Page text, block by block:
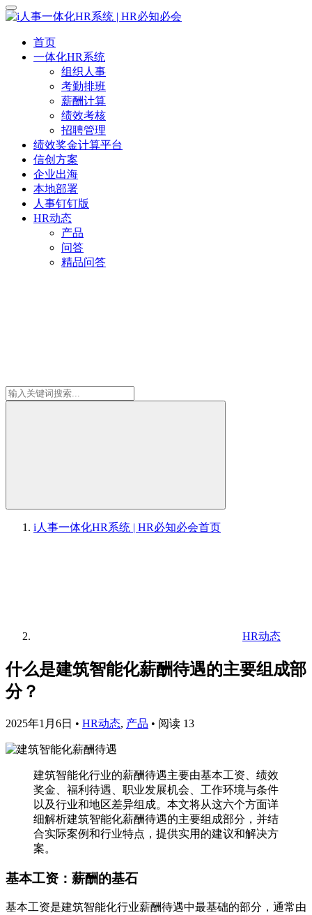
首页
一体化HR系统
组织人事
考勤排班
薪酬计算
绩效考核
招聘管理
绩效奖金计算平台
信创方案
企业出海
本地部署
人事钉钉版
HR动态
产品
问答
精品问答
i人事一体化HR系统 | HR必知必会首页
HR动态
什么是建筑智能化薪酬待遇的主要组成部
分？
2025年1月6日 • HR动态, 产品 • 阅读 13
建筑智能化行业的薪酬待遇主要由基本工资、绩效
奖金、福利待遇、职业发展机会、工作环境与条件
以及行业和地区差异组成。本文将从这六个方面详
细解析建筑智能化薪酬待遇的主要组成部分，并结
合实际案例和行业特点，提供实用的建议和解决方
案。
基本工资：薪酬的基石
基本工资是建筑智能化行业薪酬待遇中最基础的部分，通常由